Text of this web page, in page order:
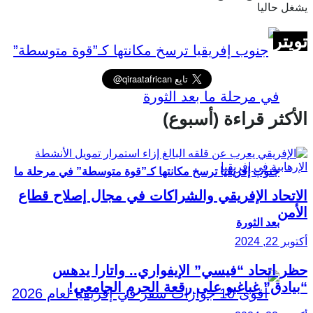
جنوب إفريقيا ترسخ مكانتها كـ”قوة متوسطة” في مرحلة ما
بعد الثورة
يشغل حاليا
تويتر
الأكثر قراءة (أسبوع)
الاتحاد الإفريقي والشراكات في مجال إصلاح قطاع
الأمن
أكتوبر 22, 2024
حظر اتحاد “فيسي” الإيفواري.. واتارا يدهس
“بيادق” غباغبو على رقعة الحرم الجامعي!